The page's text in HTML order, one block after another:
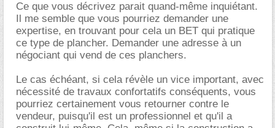
Ce que vous décrivez parait quand-même inquiétant.
Il me semble que vous pourriez demander une
expertise, en trouvant pour cela un BET qui pratique
ce type de plancher. Demander une adresse à un
négociant qui vend de ces planchers.
Le cas échéant, si cela révèle un vice important, avec
nécessité de travaux confortatifs conséquents, vous
pourriez certainement vous retourner contre le
vendeur, puisqu'il est un professionnel et qu'il a